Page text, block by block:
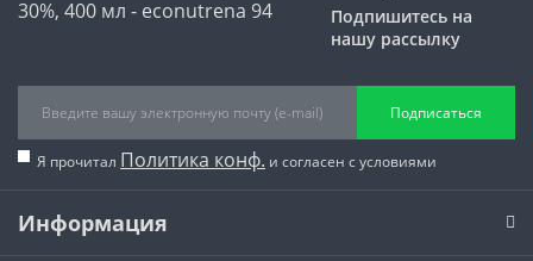
Подпишитесь на
нашу рассылку
Подписаться
Я прочитал Политика конф. и согласен с условиями
Информация